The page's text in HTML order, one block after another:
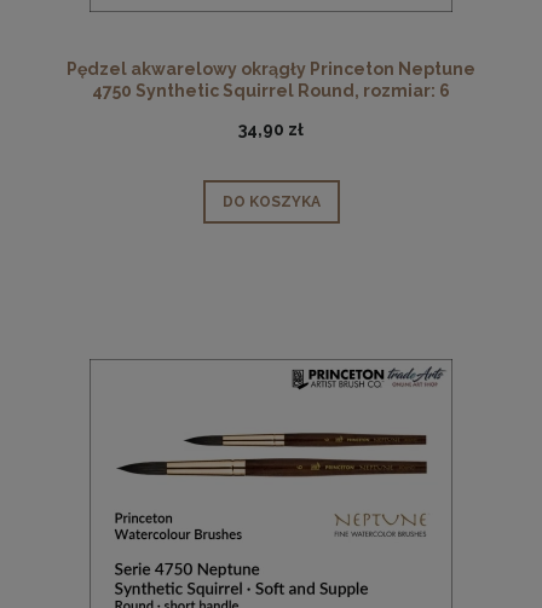
Pędzel akwarelowy okrągły Princeton Neptune
4750 Synthetic Squirrel Round, rozmiar: 6
34,90 zł
DO KOSZYKA